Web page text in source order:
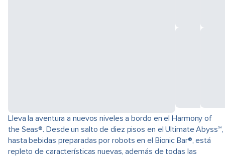
Lleva la aventura a nuevos niveles a bordo en el Harmony of
the Seas®. Desde un salto de diez pisos en el Ultimate Abyss℠,
hasta bebidas preparadas por robots en el Bionic Bar®, está
repleto de características nuevas, además de todas las